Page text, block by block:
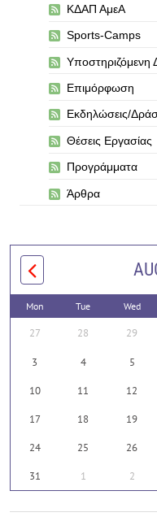
ΚΔΑΠ ΑμεΑ
Sports-Camps
Υποστηριζόμενη
Επιμόρφωση
Εκδηλώσεις/
Θέσεις Εργασίας
Προγράμματα
Άρθρα
Mon Tue Wed
27 28 29
3 4 5
10 11 12
17 18 19
24 25 26
31 1 2